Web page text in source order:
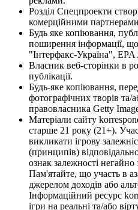
Розділ Спецпроекти
комерційними
Будь яке копіювання,
поширення інформації,
"Інтерфакс-Україна",
Власник веб-сторінки в
публікації.
Будь-яке копіювання,
фотографічних творів та/
правовласника Getty
Матеріали сайту
старше 21 року (21+).
викликати ігрову
(принципів)
ознак залежності негайно
Пам'ятайте, що участь в
джерелом доходів або
Інформаційний ресурс
ігри на реальні та/або